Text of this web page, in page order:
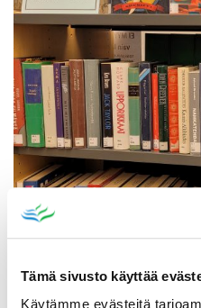
Tämä sivusto käyttää
Käytämme evästeitä
Poistomyynti
Poppelikatu 10
Lue lisää